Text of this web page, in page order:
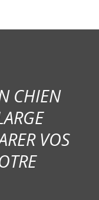
CHIEN
VOS